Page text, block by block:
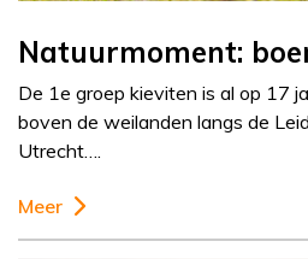
Natuurmoment:
De 1e groep kieviten is al op 17
boven de weilanden langs de
Utrecht….
Meer